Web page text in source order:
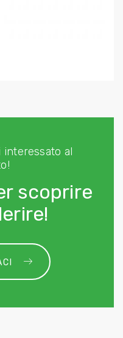
interessato al
scoprire